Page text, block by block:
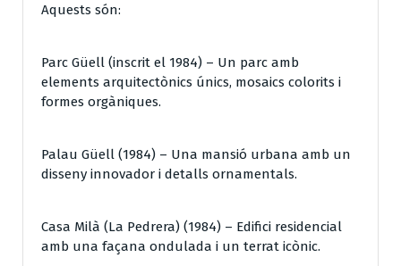
Aquests són:
Parc Güell (inscrit el 1984) – Un parc amb
elements arquitectònics únics, mosaics colorits i
formes orgàniques.
Palau Güell (1984) – Una mansió urbana amb un
disseny innovador i detalls ornamentals.
Casa Milà (La Pedrera) (1984) – Edifici residencial
amb una façana ondulada i un terrat icònic.